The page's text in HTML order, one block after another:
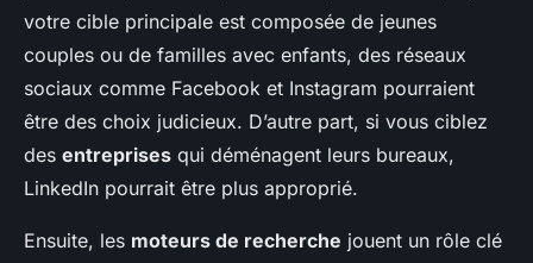
votre cible principale est composée de jeunes
couples ou de familles avec enfants, des réseaux
sociaux comme Facebook et Instagram pourraient
être des choix judicieux. D’autre part, si vous ciblez
des entreprises qui déménagent leurs bureaux,
LinkedIn pourrait être plus approprié.
Ensuite, les moteurs de recherche jouent un rôle clé